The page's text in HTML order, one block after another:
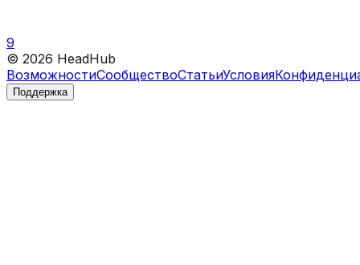
9
© 2026 HeadHub
ВозможностиСообществоСтатьиУсловия
Поддержка